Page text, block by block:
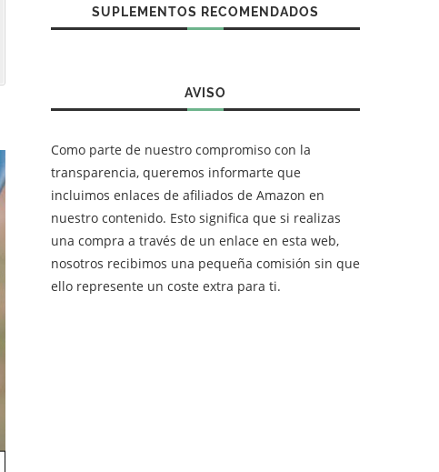
SUPLEMENTOS RECOMENDADOS
AVISO
Como parte de nuestro compromiso con la
transparencia, queremos informarte que
incluimos enlaces de afiliados de Amazon en
nuestro contenido. Esto significa que si realizas
una compra a través de un enlace en esta web,
nosotros recibimos una pequeña comisión sin que
ello represente un coste extra para ti.